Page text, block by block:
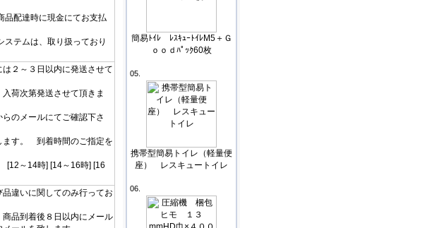
配達時に現金にてお支払
テムは、取り扱っており
２～３日以内に発送させて
荷次第発送させて頂きま
のメールにてご確認下さ
ます。 到着時間のご指定を
[12～14時] [14～16時] [16
違いに関してのみ行ってお
品到着後８日以内にメール
簡易ﾄｲﾚ ﾚｽｷｭｰﾄｲﾚM5＋Ｇ
ｏｏｄﾊﾟｯｸ60枚
05.
携帯型簡易トイレ（軽量便
座） レスキュートイレ
06.